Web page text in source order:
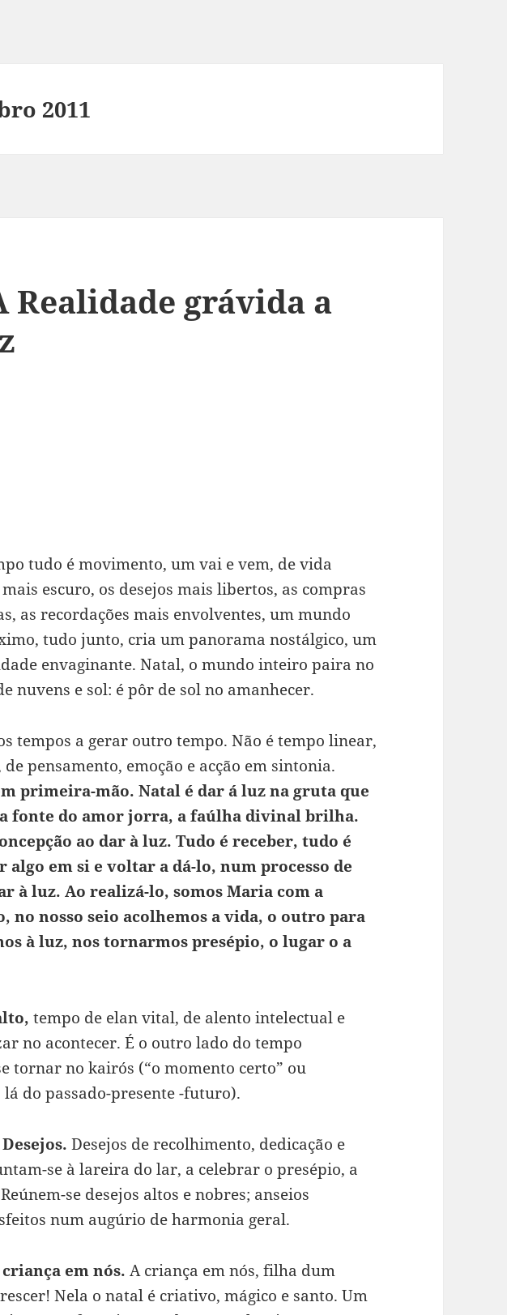
2011
Realidade grávida a
tudo é movimento, um vai e vem, de vida
escuro, os desejos mais libertos, as compras
as recordações mais envolventes, um mundo
tudo junto, cria um panorama nostálgico, um
envaginante. Natal, o mundo inteiro paira no
nuvens e sol: é pôr de sol no amanhecer.
tempos a gerar outro tempo. Não é tempo linear,
pensamento, emoção e acção em sintonia.
primeira-mão. Natal é dar á luz na gruta que
a fonte do amor jorra, a faúlha divinal brilha.
ao dar à luz. Tudo é receber, tudo é
algo em si e voltar a dá-lo, num processo de
à luz. Ao realizá-lo, somos Maria com a
no nosso seio acolhemos a vida, o outro para
à luz, nos tornarmos presépio, o lugar o a
tempo de elan vital, de alento intelectual e
no acontecer. É o outro lado do tempo
tornar no kairós (“o momento certo” ou
do passado-presente -futuro).
Desejos de recolhimento, dedicação e
se à lareira do lar, a celebrar o presépio, a
se desejos altos e nobres; anseios
num augúrio de harmonia geral.
em nós.A criança em nós, filha dum
Nela o natal é criativo, mágico e santo. Um